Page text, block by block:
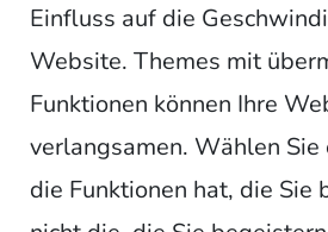
Einfluss auf die
Website. Themes mit
Funktionen können Ihre
verlangsamen. Wählen Sie
die Funktionen hat, die Sie